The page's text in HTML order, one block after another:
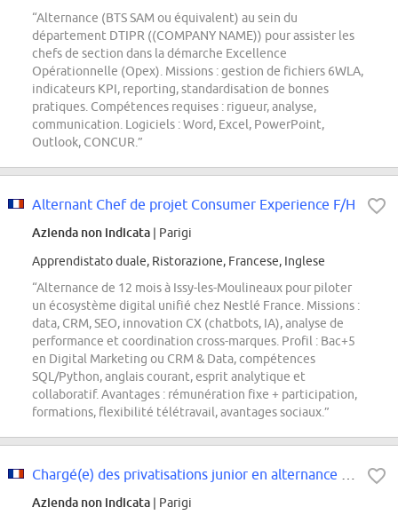
“Alternance (BTS SAM ou équivalent) au sein du
département DTIPR ((COMPANY NAME)) pour assister les
chefs de section dans la démarche Excellence
Opérationnelle (Opex). Missions : gestion de fichiers 6WLA,
indicateurs KPI, reporting, standardisation de bonnes
pratiques. Compétences requises : rigueur, analyse,
communication. Logiciels : Word, Excel, PowerPoint,
Outlook, CONCUR.”
Alternant Chef de projet Consumer Experience F/H
Azienda non indicata | Parigi
Apprendistato duale, Ristorazione, Francese, Inglese
“Alternance de 12 mois à Issy-les-Moulineaux pour piloter
un écosystème digital unifié chez Nestlé France. Missions :
data, CRM, SEO, innovation CX (chatbots, IA), analyse de
performance et coordination cross-marques. Profil : Bac+5
en Digital Marketing ou CRM & Data, compétences
SQL/Python, anglais courant, esprit analytique et
collaboratif. Avantages : rémunération fixe + participation,
formations, flexibilité télétravail, avantages sociaux.”
Azienda non indicata | Parigi